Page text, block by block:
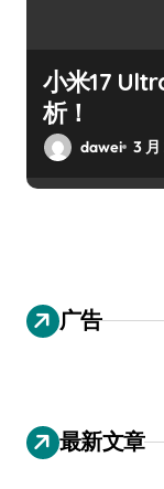
小米17
析！
dawei 3
广告
最新文章